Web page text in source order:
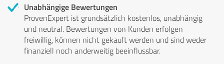
Unabhängige Bewertungen
ProvenExpert ist grundsätzlich kostenlos, unabhängig
und neutral. Bewertungen von Kunden erfolgen
freiwillig, können nicht gekauft werden und sind weder
finanziell noch anderweitig beeinflussbar.